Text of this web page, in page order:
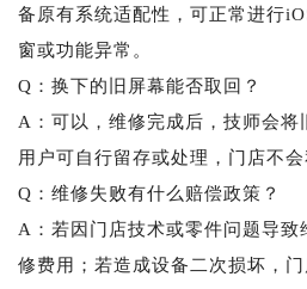
备原有系统适配性，可正常进行
窗或功能异常。
Q：换下的旧屏幕能否取回？
A：可以，维修完成后，技师会将
用户可自行留存或处理，门店不会
Q：维修失败有什么赔偿政策？
A：若因门店技术或零件问题导致
修费用；若造成设备二次损坏，